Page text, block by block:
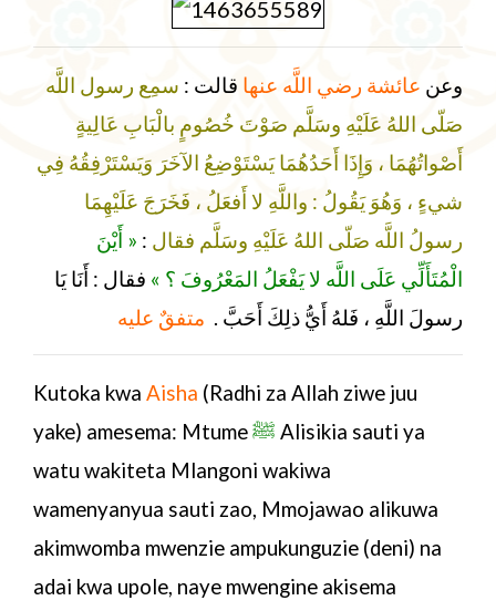
وعن عائشة رضي اللَّه عنها قالت : سمِع رسول اللَّه
صَلّى اللهُ عَلَيْهِ وسَلَّم صَوْتَ خُصُومٍ بالْبَابِ عَالِيةٍ
أَصْواتُهُمَا ، وَإِذَا أَحَدُهُمَا يَسْتَوْضِعُ الآخَرَ وَيَسْتَرْفِقُهُ فِي
شيءٍ ، وَهُوَ يَقُولُ : واللَّهِ لا أَفعَلُ ، فَخَرَجَ عَلَيْهِمَا
رسولُ اللَّه صَلّى اللهُ عَلَيْهِ وسَلَّم فقال : « أَيْنَ
الْمُتَأَلِّي عَلَى اللَّه لا يَفْعَلُ المَعْرُوفَ ؟ » فقال : أَنَا يَا
رسولَ اللَّهِ ، فَلهُ أَيُّ ذلِكَ أَحَبَّ . متفقٌ عليه
Kutoka kwa Aisha (Radhi za Allah ziwe juu
yake) amesema: Mtumeﷺ Alisikia sauti ya
watu wakiteta Mlangoni wakiwa
wamenyanyua sauti zao, Mmojawao alikuwa
akimwomba mwenzie ampukunguzie (deni) na
adai kwa upole, naye mwengine akisema